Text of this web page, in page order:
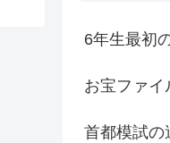
6年生最初
お宝ファイ
首都模試の